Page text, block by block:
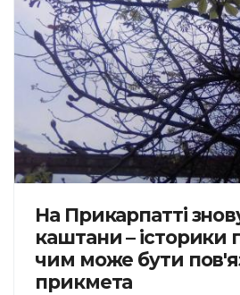
На Прикарпатті
каштани – історики
чим може бути
прикмета